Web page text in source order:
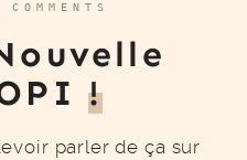
!
parler de ça sur